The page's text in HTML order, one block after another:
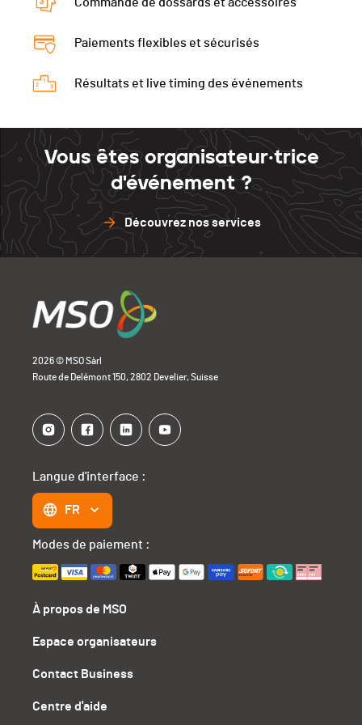
Commande de dossards et accessoires
Paiements flexibles et sécurisés
Résultats et live timing des événements
Vous êtes organisateur·trice
d'événement ?
Découvrez nos services
2026 © MSO Sàrl
Route de Delémont 150, 2802 Develier, Suisse
À propos de MSO
Espace organisateurs
Contact Business
Centre d'aide
Langue d'interface :
FR
Modes de paiement :